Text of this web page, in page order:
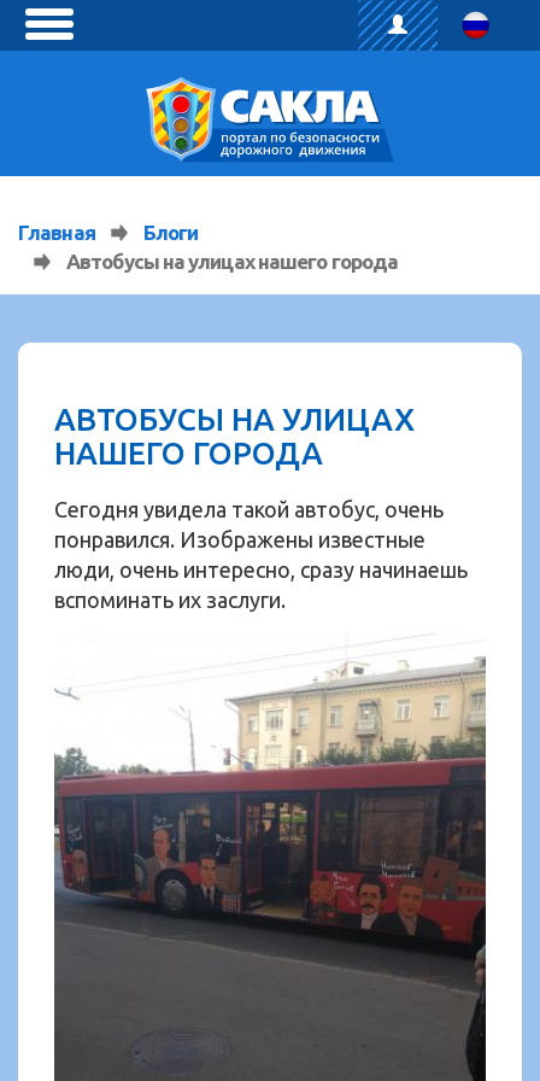
toggle
Главная
Блоги
Автобусы на улицах нашего города
АВТОБУСЫ НА УЛИЦАХ
НАШЕГО ГОРОДА
Сегодня увидела такой автобус, очень
понравился. Изображены известные
люди, очень интересно, сразу начинаешь
вспоминать их заслуги.